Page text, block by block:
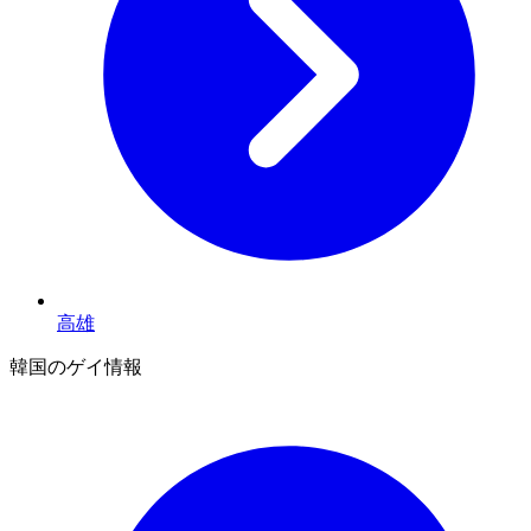
高雄
韓国のゲイ情報